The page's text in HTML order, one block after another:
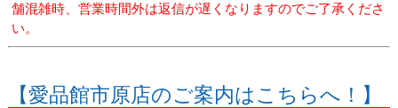
舗混雑時、営業時間外は返信が遅くなりますのでご了承くださ
い。
【愛品館市原店のご案内はこちらへ！】